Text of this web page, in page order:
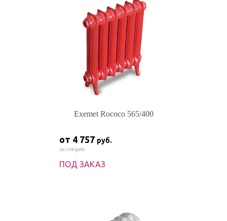
Exemet Rococo 565/400
от 4 757 руб.
за секцию
ПОД ЗАКАЗ